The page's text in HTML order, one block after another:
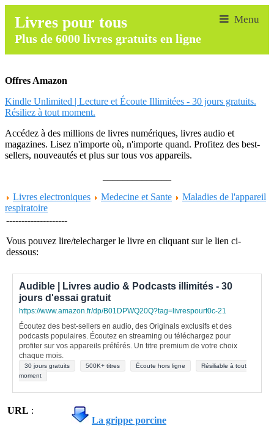
Livres pour tous
Plus de 6000 livres gratuits en ligne
Offres Amazon
Kindle Unlimited | Lecture et Écoute Illimitées - 30 jours gratuits.
Résiliez à tout moment.
Accédez à des millions de livres numériques, livres audio et
magazines. Lisez n'importe où, n'importe quand. Profitez des best-
sellers, nouveautés et plus sur tous vos appareils.
Livres electroniques
Medecine et Sante
Maladies de l'appareil
respiratoire
--------------------
Vous pouvez lire/telecharger le livre en cliquant sur le lien ci-
dessous:
Audible | Livres audio & Podcasts illimités - 30
jours d'essai gratuit
https://www.amazon.fr/dp/B01DPWQ20Q?tag=livrespourt0c-21
Écoutez des best-sellers en audio, des Originals exclusifs et des
podcasts populaires. Écoutez en streaming ou téléchargez pour
profiter sur vos appareils préférés. Un titre premium de votre choix
chaque mois.
30 jours gratuits 500K+ titres Écoute hors ligne
Résiliable à tout
moment
URL :
La grippe porcine